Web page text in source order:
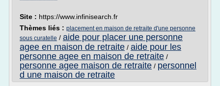
Site : https://www.infinisearch.fr
Thèmes liés : placement en maison de retraite d'une personne
sous curatelle / aide pour placer une personne
agee en maison de retraite / aide pour les
personne agee en maison de retraite /
personne agee maison de retraite / personnel
d une maison de retraite